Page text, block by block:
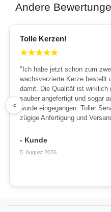
Andere
Tolle Kerzen!
★★★★★
"Ich habe jetzt schon zum
wachsverzierte Kerze bestellt
damit. Die Qualität ist wirklich
sauber angefertigt und sogar
wurde eingegangen. Toller
zügige Anfertigung und
- Kunde
5. August 2026
<